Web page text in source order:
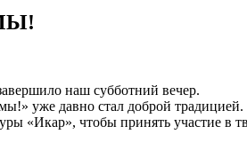
наш субботний вечер.
уже давно стал доброй традицией.
«Икар», чтобы принять участие